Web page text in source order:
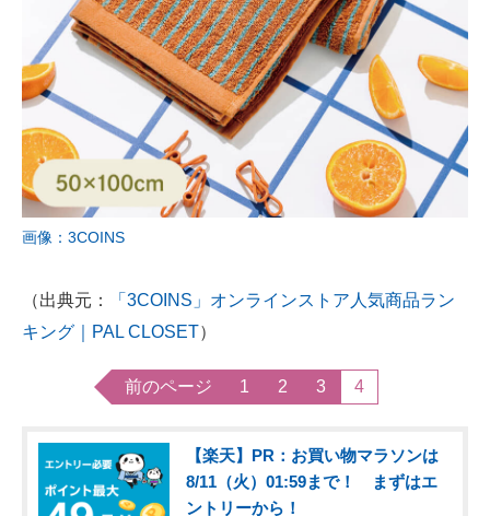
画像：3COINS
（出典元：
「3COINS」オンラインストア人気商品ラン
キング｜PAL CLOSET）
前のページ 1 2 3 4
【楽天】PR：お買い物マラソンは
8/11（火）01:59まで！ まずはエ
ントリーから！